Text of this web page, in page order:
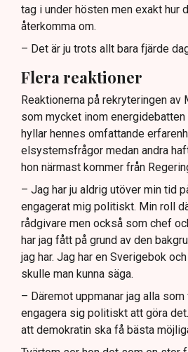
tag i under hösten men exakt hur
återkomma om.
– Det är ju trots allt bara fjärde
Flera reaktioner
Reaktionerna på rekryteringen av
som mycket inom
hyllar hennes omfattande
elsystemsfrågor medan andra
hon närmast kommer från
– Jag har ju aldrig utöver min tid
engagerat mig politiskt. Min roll
rådgivare men också som chef
har jag fått på grund av den
jag har. Jag har en Sverigebok
skulle man kunna säga.
– Däremot uppmanar jag alla
engagera sig politiskt att göra
att demokratin ska få bästa